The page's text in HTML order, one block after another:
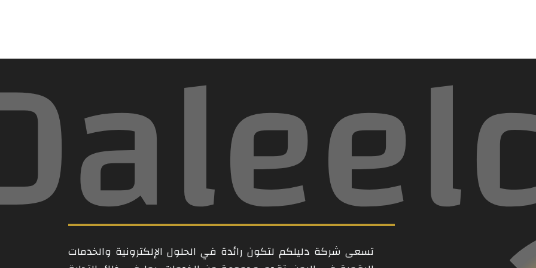
تسعى شركة دليلكم لتكون رائدة في الحلول الإلكترونية والخدمات